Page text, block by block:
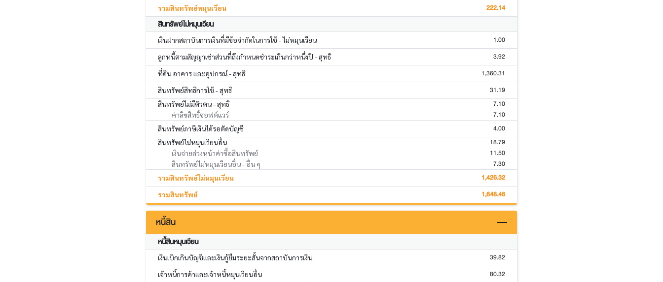
รวมสินทรัพย์หมุนเวียน 222.14
สินทรัพย์ไม่หมุนเวียน
เงินฝากสถาบันการเงินที่มีข้อจำกัดในการใช้ - ไม่หมุนเวียน 1.00
ลูกหนี้ตามสัญญาเช่าส่วนที่ถึงกำหนดชำระเกินกว่าหนึ่งปี - สุทธิ 3.92
ที่ดิน อาคาร และอุปกรณ์ - สุทธิ 1,360.31
สินทรัพย์สิทธิการใช้ - สุทธิ 31.19
สินทรัพย์ไม่มีตัวตน - สุทธิ 7.10
ค่าลิขสิทธิ์ซอฟต์แวร์ 7.10
สินทรัพย์ภาษีเงินได้รอตัดบัญชี 4.00
สินทรัพย์ไม่หมุนเวียนอื่น 18.79
เงินจ่ายล่วงหน้าค่าซื้อสินทรัพย์ 11.50
สินทรัพย์ไม่หมุนเวียนอื่น - อื่น ๆ 7.30
รวมสินทรัพย์ไม่หมุนเวียน 1,426.32
รวมสินทรัพย์ 1,648.46
หนี้สิน
หนี้สินหมุนเวียน
เงินเบิกเกินบัญชีและเงินกู้ยืมระยะสั้นจากสถาบันการเงิน 39.82
เจ้าหนี้การค้าและเจ้าหนี้หมุนเวียนอื่น 80.32